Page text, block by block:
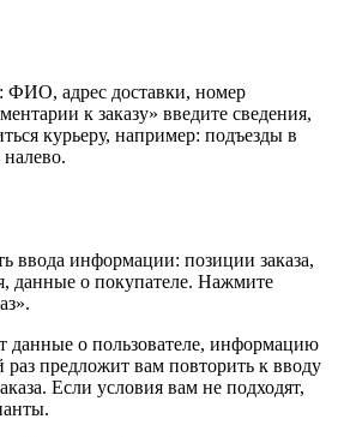
ФИО, адрес доставки, номер
к заказу» введите сведения,
курьеру, например: подъезды в
ввода информации: позиции заказа,
данные о покупателе. Нажмите
данные о пользователе, информацию
раз предложит вам повторить к вводу
Если условия вам не подходят,